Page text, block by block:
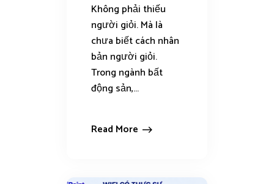
Không phải thiếu
người giỏi. Mà là
chưa biết cách nhân
bản người giỏi.
Trong ngành bất
động sản,...
Read More